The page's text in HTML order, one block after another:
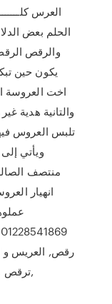
الحلم بعض
والرقص
اخت العروسة
والتانية هدية
تلبس العروس
ويأتي
انهيار
رقص, العريس و
ترقص مع العريس, أخت العروسة هيجت الفرح,